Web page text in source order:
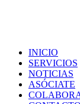
INICIO
SERVICIOS
NOTICIAS
ASÓCIATE